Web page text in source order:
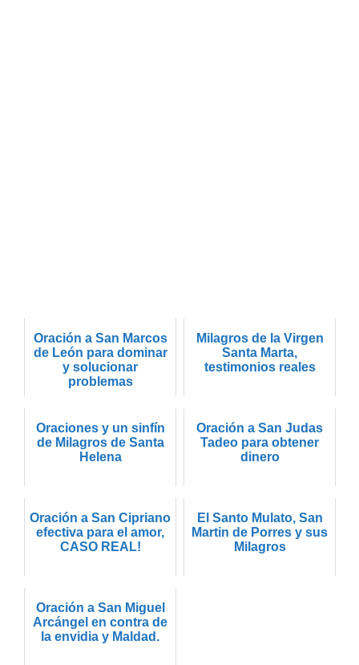
Oración a San Marcos
de León para dominar
y solucionar
problemas
Milagros de la Virgen
Santa Marta,
testimonios reales
Oraciones y un sinfín
de Milagros de Santa
Helena
Oración a San Judas
Tadeo para obtener
dinero
Oración a San Cipriano
efectiva para el amor,
CASO REAL!
El Santo Mulato, San
Martin de Porres y sus
Milagros
Oración a San Miguel
Arcángel en contra de
la envidia y Maldad.